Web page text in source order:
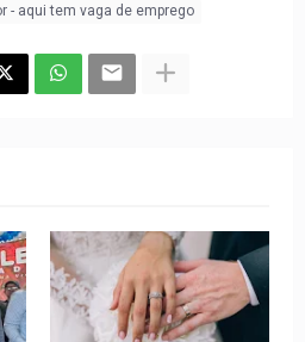
- aqui tem vaga de emprego